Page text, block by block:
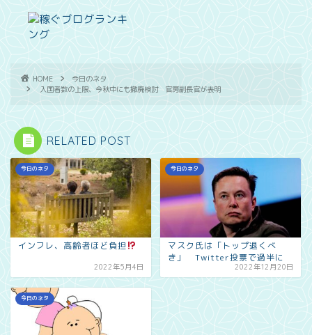
HOME
今日のネタ
入国者数の上限、今秋中にも撤廃検討 官房副長官が表明
RELATED POST
今日のネタ
インフレ、高齢者ほど負担
2022年5月4日
今日のネタ
マスク氏は「トップ退くべ
き」 Twitter投票で過半に
2022年12月20日
今日のネタ